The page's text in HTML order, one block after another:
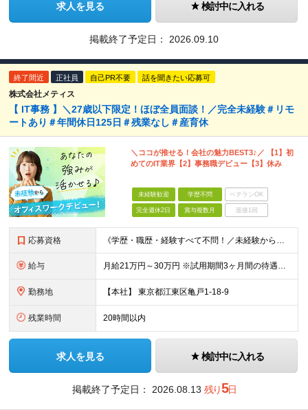
求人を見る 検討中に入れる
掲載終了予定日： 2026.09.10
終了間近 正社員 自己PR不要 話を聞きたい応募可
株式会社メティス
【 IT事務 】＼27歳以下限定！ほぼ全員面談！／完全未経験＃リモ
ートあり＃年間休日125日＃残業なし＃産育休
＼ココが推せる！会社の魅力BEST3♪／ 【1】初
めてのIT業界【2】事務職デビュー【3】休み
未経験歓迎 学歴不問 ベテランOK
完全週休2日 賞与複数月 面接1回
応募資格 《学歴・職歴・経験すべて不問！／未経験からのチャレンジ大歓迎◎》 ★27歳以下の方は、経験を問わずほぼ全員面談！ ★教育を前提とした「育成枠」募集です！ ▼こんな気持ち、ひとつでも当てはまる方はぜひ
給与 月給21万円～30万円 ※試用期間3ヶ月間の待遇に変動はありません。 ※みなし残業代(月20時間分29,725円～)を含む。（※超過分は追加支給）
勤務地 【本社】 東京都江東区亀戸1-18-9
残業時間 20時間以内
求人を見る 検討中に入れる
掲載終了予定日： 2026.08.13 残り5日